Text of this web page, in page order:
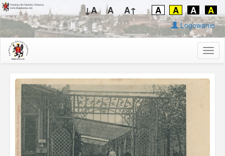
↓A A A↑ A A A A
Logowanie